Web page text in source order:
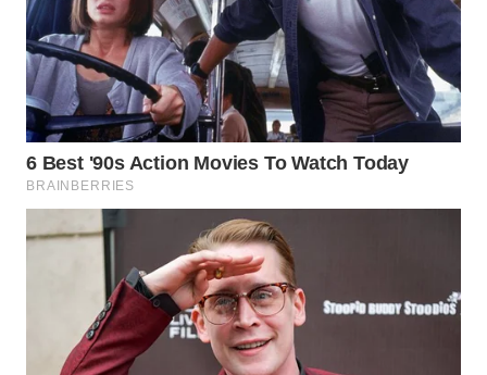
WN
PADANG
LAWAS
WN
SUMEDANG
WN
CIANJUR
KEPULAUAN
SERIBU